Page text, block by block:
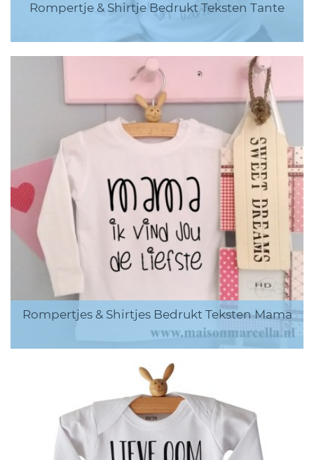
Rompertje & Shirtje Bedrukt Teksten Tante
Rompertjes & Shirtjes Bedrukt Teksten Mama